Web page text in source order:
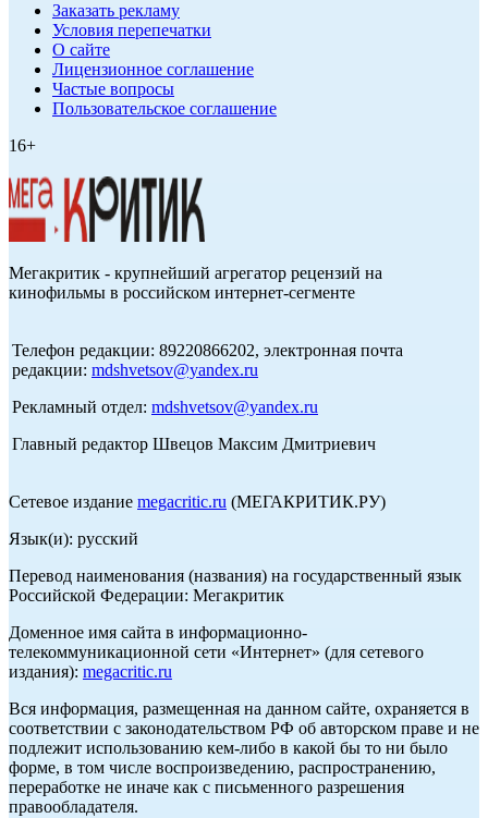
Заказать рекламу
Условия перепечатки
О сайте
Лицензионное соглашение
Частые вопросы
Пользовательское соглашение
16+
Мегакритик - крупнейший агрегатор рецензий на
кинофильмы в российском интернет-сегменте
Телефон редакции: 89220866202, электронная почта
редакции: mdshvetsov@yandex.ru
Рекламный отдел: mdshvetsov@yandex.ru
Главный редактор Швецов Максим Дмитриевич
Сетевое издание megacritic.ru (МЕГАКРИТИК.РУ)
Язык(и): русский
Перевод наименования (названия) на государственный язык
Российской Федерации: Мегакритик
Доменное имя сайта в информационно-
телекоммуникационной сети «Интернет» (для сетевого
издания): megacritic.ru
Вся информация, размещенная на данном сайте, охраняется в
соответствии с законодательством РФ об авторском праве и не
подлежит использованию кем-либо в какой бы то ни было
форме, в том числе воспроизведению, распространению,
переработке не иначе как с письменного разрешения
правообладателя.